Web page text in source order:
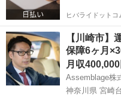
ヒバライドットコ
【川崎市】
保障6ヶ月
月収400,000
Assemblage株
神奈川県 宮崎